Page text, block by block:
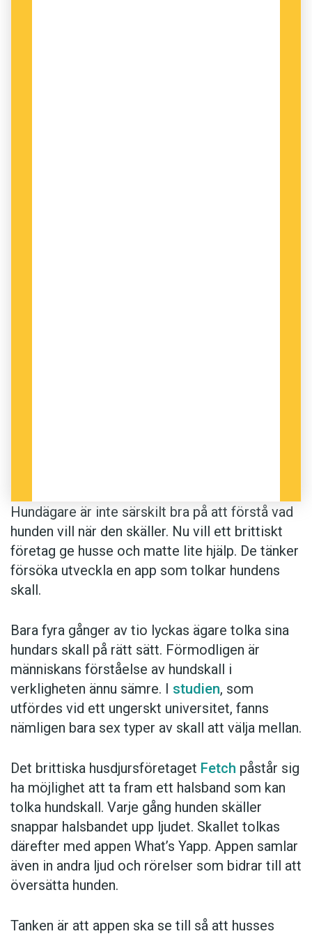
Hundägare är inte särskilt bra på att förstå vad
hunden vill när den skäller. Nu vill ett brittiskt
företag ge husse och matte lite hjälp. De tänker
försöka utveckla en app som tolkar hundens
skall.
Bara fyra gånger av tio lyckas ägare tolka sina
hundars skall på rätt sätt. Förmodligen är
människans förståelse av hundskall i
verkligheten ännu sämre. I studien, som
utfördes vid ett ungerskt universitet, fanns
nämligen bara sex typer av skall att välja mellan.
Det brittiska husdjursföretaget Fetch påstår sig
ha möjlighet att ta fram ett halsband som kan
tolka hundskall. Varje gång hunden skäller
snappar halsbandet upp ljudet. Skallet tolkas
därefter med appen What’s Yapp. Appen samlar
även in andra ljud och rörelser som bidrar till att
översätta hunden.
Tanken är att appen ska se till så att husses